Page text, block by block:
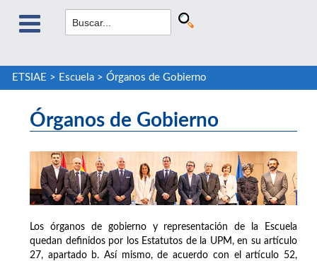
ETSIAE > Escuela> Órganos de Gobierno
Órganos de Gobierno
Los órganos de gobierno y representación de la Escuela
quedan definidos por los Estatutos de la UPM, en su artículo
27, apartado b. Así mismo, de acuerdo con el artículo 52,